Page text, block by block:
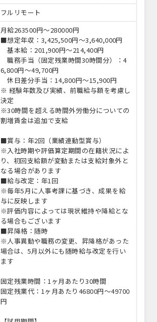
フルリモート
月給263500円〜280000円
■想定年収：3,425,500円～3,640,000円
基本給：201,900円～214,400円
職務手当（固定残業時間30時間分）：4
6,800円～49,700円
休日差分手当：14,800円～15,900円
※ 経験年数及び実績、前職給与額を考慮し
決定
※30時間を超える時間外労働分についての
割増賃金は追加で支給
■賞与：年2回（業績連動型賞与）
※入社時期や評価算定期間の在籍状況によ
り、初回支給額が変動または支給対象外と
なる場合があります
■給与改定：年1回
※毎年5月に人事考課に基づき、成果を給
与に反映します
※評価内容によっては現状維持や降給とな
る場合もございます
■昇降格：随時
※人事異動や職務の変更、昇降格があった
場合は、5月以外にも随時給与改定を行い
ます
固定残業時間：1ヶ月あたり30時間
固定残業代：1ヶ月あたり46800円〜49700
円